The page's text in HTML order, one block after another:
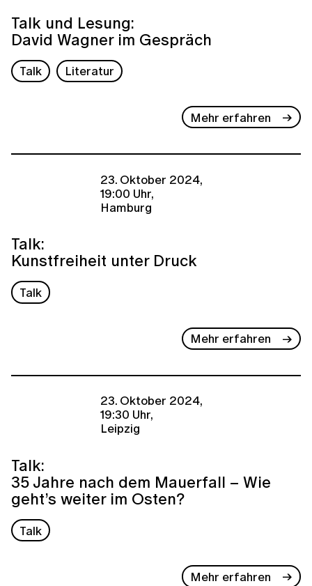
Talk und Lesung:
David Wagner im Gespräch
Talk Literatur
Mehr erfahren
23. Oktober 2024,
19:00 Uhr,
Hamburg
Talk:
Kunstfreiheit unter Druck
Talk
Mehr erfahren
23. Oktober 2024,
19:30 Uhr,
Leipzig
Talk:
35 Jahre nach dem Mauerfall – Wie
geht’s weiter im Osten?
Talk
Mehr erfahren